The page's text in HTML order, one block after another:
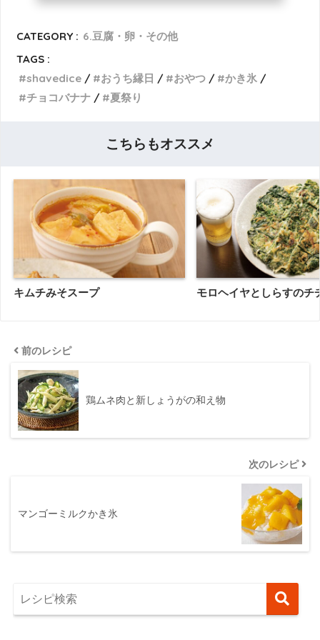
CATEGORY : 6.豆腐・卵・その他
TAGS :
shavedice
おうち縁日 おやつ
かき氷
チョコバナナ
夏祭り
こちらもオススメ
キムチみそスープ モロヘイヤとしらすのチ
前のレシピ
鶏ムネ肉と新しょうがの和え物
次のレシピ
マンゴーミルクかき氷